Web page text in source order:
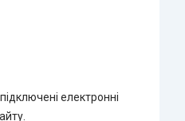
електронні